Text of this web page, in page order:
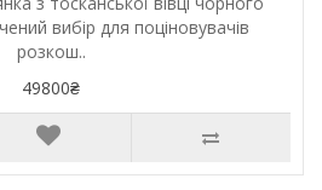
вибір для поціновувачів
розкош..
49800₴